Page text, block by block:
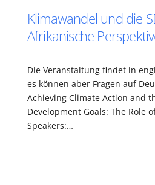
Klimawandel und die
Afrikanische
Die Veranstaltung findet in
es können aber Fragen auf
Achieving Climate Action and
Development Goals: The Role
Speakers:…